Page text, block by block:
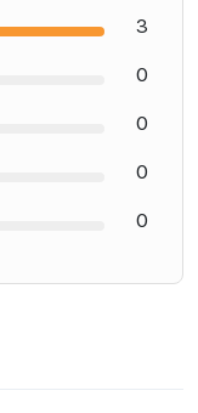
3
0
0
0
0